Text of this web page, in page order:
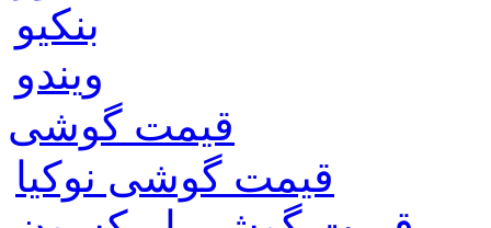
بنکیو
ویندو
قیمت گوشی
قیمت گوشی نوكيا